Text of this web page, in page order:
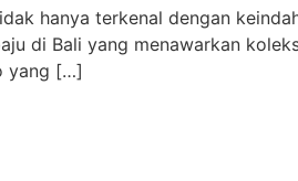
hanya terkenal dengan
di Bali yang menawarkan
yang […]